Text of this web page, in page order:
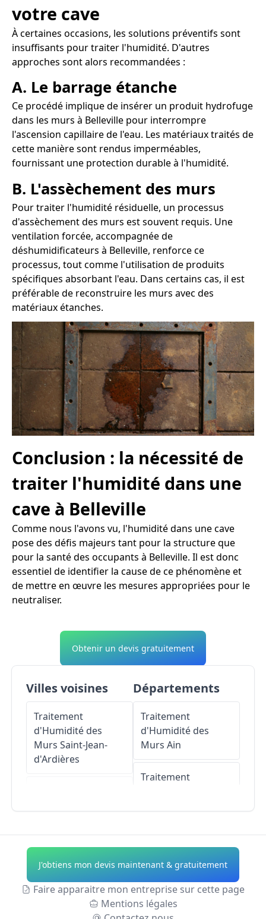
votre cave
À certaines occasions, les solutions préventifs sont
insuffisants pour traiter l'humidité. D'autres
approches sont alors recommandées :
A. Le barrage étanche
Ce procédé implique de insérer un produit hydrofuge
dans les murs à Belleville pour interrompre
l'ascension capillaire de l'eau. Les matériaux traités de
cette manière sont rendus imperméables,
fournissant une protection durable à l'humidité.
B. L'assèchement des murs
Pour traiter l'humidité résiduelle, un processus
d'assèchement des murs est souvent requis. Une
ventilation forcée, accompagnée de
déshumidificateurs à Belleville, renforce ce
processus, tout comme l'utilisation de produits
spécifiques absorbant l'eau. Dans certains cas, il est
préférable de reconstruire les murs avec des
matériaux étanches.
Conclusion : la nécessité de
traiter l'humidité dans une
cave à Belleville
Comme nous l'avons vu, l'humidité dans une cave
pose des défis majeurs tant pour la structure que
pour la santé des occupants à Belleville. Il est donc
essentiel de identifier la cause de ce phénomène et
de mettre en œuvre les mesures appropriées pour le
neutraliser.
Obtenir un devis gratuitement
Villes voisines
Traitement
d'Humidité des
Murs Saint-Jean-
d'Ardières
Traitement
d'Humidité des
MursGuéreins
Départements
Traitement
d'Humidité des
Murs Ain
Traitement
Traitement
d'Humidité des
Murs Allier
Traitement
d'Humidité des
J'obtiens mon devis maintenant & gratuitement
Faire apparaitre mon entreprise sur cette page
Mentions légales